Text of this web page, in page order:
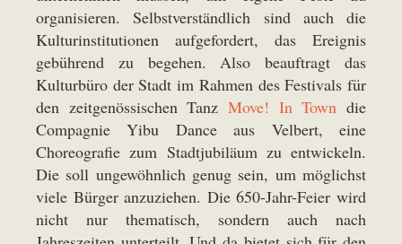
organisieren. Selbstverständlich sind auch die
Kulturinstitutionen aufgefordert, das Ereignis
gebührend zu begehen. Also beauftragt das
Kulturbüro der Stadt im Rahmen des Festivals für
den zeitgenössischen Tanz Move! In Town die
Compagnie Yibu Dance aus Velbert, eine
Choreografie zum Stadtjubiläum zu entwickeln.
Die soll ungewöhnlich genug sein, um möglichst
viele Bürger anzuziehen. Die 650-Jahr-Feier wird
nicht nur thematisch, sondern auch nach